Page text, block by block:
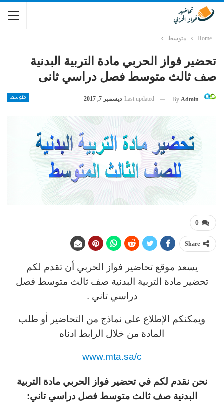
Home متوسط
تحضير فواز الحربي مادة التربية البدنية
صف ثالث متوسط فصل دراسي ثانى
متوسط By Admin
Last updated ديسمبر 7, 2017
0
Share
يسعد موقع تحاضير فواز الحربي أن تقدم لكم
تحضير مادة التربية البدنية صف ثالث متوسط فصل
دراسي تاني .
ويمكنكم الإطلاع على نماذج من التحاضير أو طلب
المادة من خلال الرابط ادناه
www.mta.sa/c
نحن نقدم لكم في تحضير فواز الحربي مادة التربية
البدنية صف ثالث متوسط فصل دراسي تاني: